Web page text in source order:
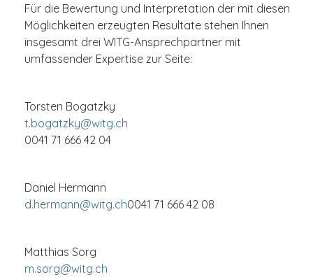
Für die Bewertung und Interpretation der mit diesen
Möglichkeiten erzeugten Resultate stehen Ihnen
insgesamt drei WITG-Ansprechpartner mit
umfassender Expertise zur Seite:
Torsten Bogatzky
t.bogatzky@witg.ch
0041 71 666 42 04
Daniel Hermann
d.hermann@witg.ch0041 71 666 42 08
Matthias Sorg
m.sorg@witg.ch